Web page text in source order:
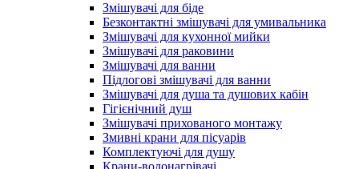
Змішувачі для біде
Безконтактні змішувачі для умивальника
Змішувачі для кухонної мийки
Змішувачі для раковини
Змішувачі для ванни
Підлогові змішувачі для ванни
Змішувачі для душа та душових кабін
Гігієнічний душ
Змішувачі прихованого монтажу
Змивні крани для пісуарів
Комплектуючі для душу
Крани-водонагрівачі